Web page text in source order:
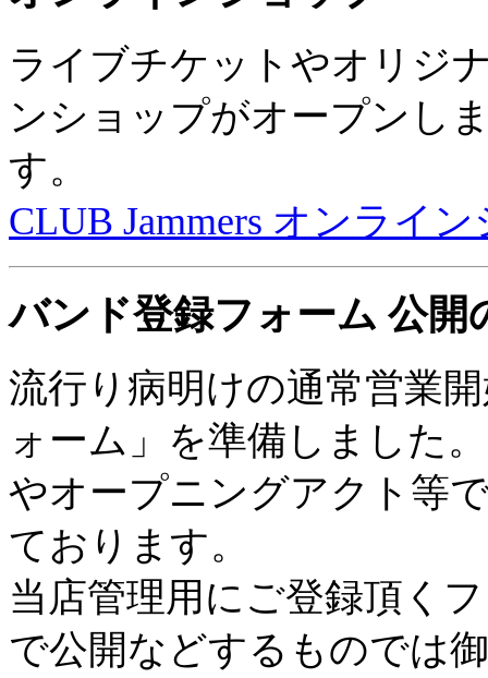
ライブチケットやオリジ
ンショップがオープンし
す。
CLUB Jammers オンライ
バンド登録フォーム 公開
流行り病明けの通常営業
ォーム」を準備しました
やオープニングアクト等
ております。
当店管理用にご登録頂く
で公開などするものでは